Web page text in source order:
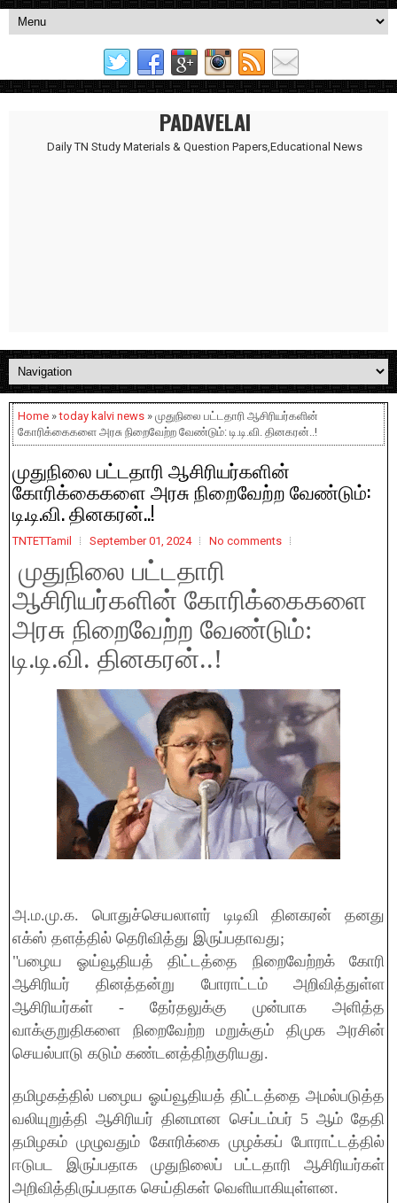
PADAVELAI
Daily TN Study Materials & Question Papers,Educational News
Home »today kalvi news » முதுநிலை பட்டதாரி ஆசிரியர்களின்
கோரிக்கைகளை அரசு நிறைவேற்ற வேண்டும்: டி.டி.வி. தினகரன்..!
முதுநிலை பட்டதாரி ஆசிரியர்களின்
கோரிக்கைகளை அரசு நிறைவேற்ற வேண்டும்:
டி.டி.வி. தினகரன்..!
TNTETTamil September 01, 2024 No comments
முதுநிலை பட்டதாரி
ஆசிரியர்களின் கோரிக்கைகளை
அரசு நிறைவேற்ற வேண்டும்:
டி.டி.வி. தினகரன்..!
அ.ம.மு.க. பொதுச்செயலாளர் டிடிவி தினகரன் தனது
எக்ஸ் தளத்தில் தெரிவித்து இருப்பதாவது;
"பழைய ஓய்வூதியத் திட்டத்தை நிறைவேற்றக் கோரி
ஆசிரியர் தினத்தன்று போராட்டம் அறிவித்துள்ள
ஆசிரியர்கள் - தேர்தலுக்கு முன்பாக அளித்த
வாக்குறுதிகளை நிறைவேற்ற மறுக்கும் திமுக அரசின்
செயல்பாடு கடும் கண்டனத்திற்குரியது.
தமிழகத்தில் பழைய ஓய்வூதியத் திட்டத்தை அமல்படுத்த
வலியுறுத்தி ஆசிரியர் தினமான செப்டம்பர் 5 ஆம் தேதி
தமிழகம் முழுவதும் கோரிக்கை முழக்கப் போராட்டத்தில்
ஈடுபட இருப்பதாக முதுநிலைப் பட்டதாரி ஆசிரியர்கள்
அறிவித்திருப்பதாக செய்திகள் வெளியாகியுள்ளன.